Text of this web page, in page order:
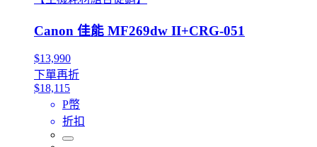
Canon 佳能 MF269dw II+CRG-051
$13,990
下單再折
$18,115
P幣
折扣